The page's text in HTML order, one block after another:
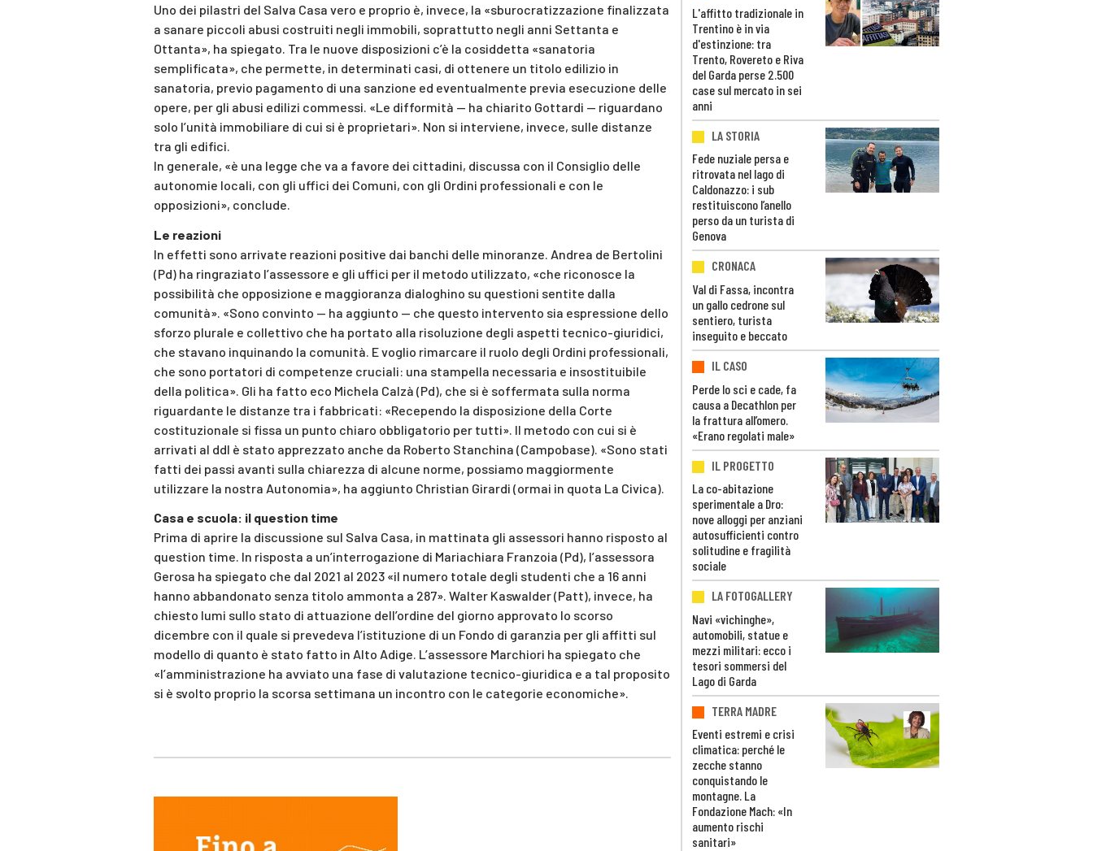
Uno dei pilastri del Salva Casa vero e proprio è, invece, la «sburocratizzazione finalizzata
a sanare piccoli abusi costruiti negli immobili, soprattutto negli anni Settanta e
Ottanta», ha spiegato. Tra le nuove disposizioni c’è la cosiddetta «sanatoria
semplificata», che permette, in determinati casi, di ottenere un titolo edilizio in
sanatoria, previo pagamento di una sanzione ed eventualmente previa esecuzione delle
opere, per gli abusi edilizi commessi. «Le difformità — ha chiarito Gottardi — riguardano
solo l’unità immobiliare di cui si è proprietari». Non si interviene, invece, sulle distanze
tra gli edifici.
In generale, «è una legge che va a favore dei cittadini, discussa con il Consiglio delle
autonomie locali, con gli uffici dei Comuni, con gli Ordini professionali e con le
opposizioni», conclude.
Le reazioni
In effetti sono arrivate reazioni positive dai banchi delle minoranze. Andrea de Bertolini
(Pd) ha ringraziato l’assessore e gli uffici per il metodo utilizzato, «che riconosce la
possibilità che opposizione e maggioranza dialoghino su questioni sentite dalla
comunità». «Sono convinto — ha aggiunto — che questo intervento sia espressione dello
sforzo plurale e collettivo che ha portato alla risoluzione degli aspetti tecnico-giuridici,
che stavano inquinando la comunità. E voglio rimarcare il ruolo degli Ordini professionali,
che sono portatori di competenze cruciali: una stampella necessaria e insostituibile
della politica». Gli ha fatto eco Michela Calzà (Pd), che si è soffermata sulla norma
riguardante le distanze tra i fabbricati: «Recependo la disposizione della Corte
costituzionale si fissa un punto chiaro obbligatorio per tutti». Il metodo con cui si è
arrivati al ddl è stato apprezzato anche da Roberto Stanchina (Campobase). «Sono stati
fatti dei passi avanti sulla chiarezza di alcune norme, possiamo maggiormente
utilizzare la nostra Autonomia», ha aggiunto Christian Girardi (ormai in quota La Civica).
Casa e scuola: il question time
Prima di aprire la discussione sul Salva Casa, in mattinata gli assessori hanno risposto al
question time. In risposta a un’interrogazione di Mariachiara Franzoia (Pd), l’assessora
Gerosa ha spiegato che dal 2021 al 2023 «il numero totale degli studenti che a 16 anni
hanno abbandonato senza titolo ammonta a 287». Walter Kaswalder (Patt), invece, ha
chiesto lumi sullo stato di attuazione dell’ordine del giorno approvato lo scorso
dicembre con il quale si prevedeva l’istituzione di un Fondo di garanzia per gli affitti sul
modello di quanto è stato fatto in Alto Adige. L’assessore Marchiori ha spiegato che
«l’amministrazione ha avviato una fase di valutazione tecnico-giuridica e a tal proposito
si è svolto proprio la scorsa settimana un incontro con le categorie economiche».
L'affitto tradizionale in
Trentino è in via
d'estinzione: tra
Trento, Rovereto e Riva
del Garda perse 2.500
case sul mercato in sei
anni
LA STORIA
Fede nuziale persa e
ritrovata nel lago di
Caldonazzo: i sub
restituiscono l’anello
perso da un turista di
Genova
CRONACA
Val di Fassa, incontra
un gallo cedrone sul
sentiero, turista
inseguito e beccato
IL CASO
Perde lo sci e cade, fa
causa a Decathlon per
la frattura all’omero.
«Erano regolati male»
IL PROGETTO
La co-abitazione
sperimentale a Dro:
nove alloggi per anziani
autosufficienti contro
solitudine e fragilità
sociale
LA FOTOGALLERY
Navi «vichinghe»,
automobili, statue e
mezzi militari: ecco i
tesori sommersi del
Lago di Garda
TERRA MADRE
Eventi estremi e crisi
climatica: perché le
zecche stanno
conquistando le
montagne. La
Fondazione Mach: «In
aumento rischi
sanitari»